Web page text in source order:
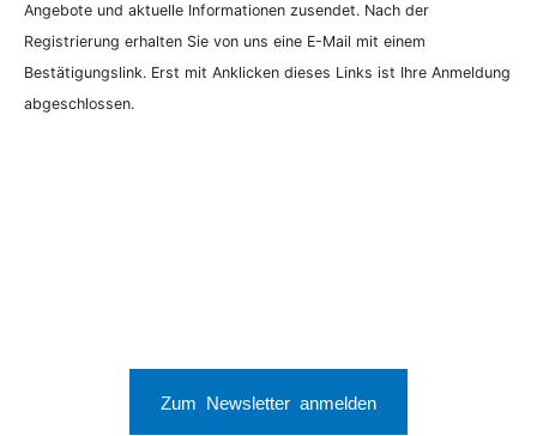
Angebote und aktuelle Informationen zusendet. Nach der
Registrierung erhalten Sie von uns eine E-Mail mit einem
Bestätigungslink. Erst mit Anklicken dieses Links ist Ihre Anmeldung
abgeschlossen.
Zum Newsletter anmelden